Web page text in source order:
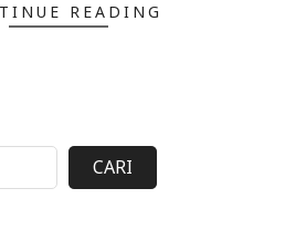
READING
CARI